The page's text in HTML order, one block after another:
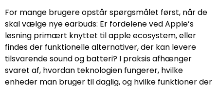
For mange brugere opstår spørgsmålet først, når de
skal vælge nye earbuds: Er fordelene ved Apple’s
løsning primært knyttet til apple ecosystem, eller
findes der funktionelle alternativer, der kan levere
tilsvarende sound og batteri? I praksis afhænger
svaret af, hvordan teknologien fungerer, hvilke
enheder man bruger til daglig, og hvilke funktioner der